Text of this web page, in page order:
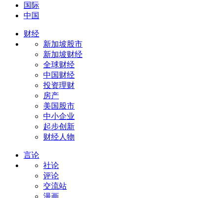
国际
中国
财经
新加坡股市
新加坡财经
全球财经
中国财经
投资理财
房产
美国股市
中小企业
起步创新
财经人物
言论
社论
评论
交流站